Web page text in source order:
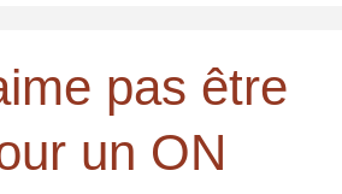
pas être
un ON